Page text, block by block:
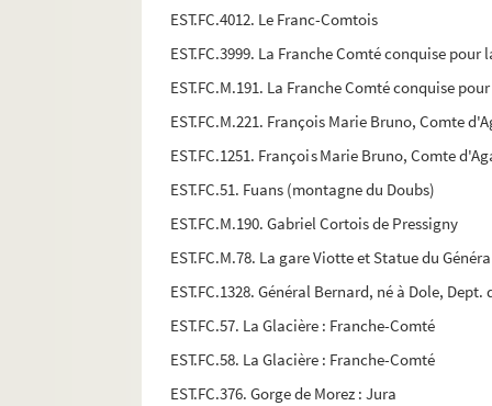
EST.FC.4012. Le Franc-Comtois
EST.FC.3999. La Franche Comté conquise pour
EST.FC.M.191. La Franche Comté conquise
EST.FC.M.221. François Marie Bruno, Comte
EST.FC.1251. François Marie Bruno, Comte
EST.FC.51. Fuans (montagne du Doubs)
EST.FC.M.190. Gabriel Cortois de Pressigny
EST.FC.M.78. La gare Viotte et Statue du
EST.FC.1328. Général Bernard, né à Dole, Dept.
EST.FC.57. La Glacière : Franche-Comté
EST.FC.58. La Glacière : Franche-Comté
EST.FC.376. Gorge de Morez : Jura